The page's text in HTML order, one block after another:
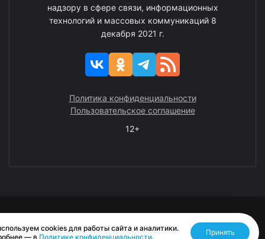
надзору в сфере связи, информационных
технологий и массовых коммуникаций 8
декабря 2021 г.
Политика конфиденциальности
Пользовательское соглашение
12+
Разработано RASA
cookies для работы сайта и аналитики.
— в Политике конфиденциальности.
Принять